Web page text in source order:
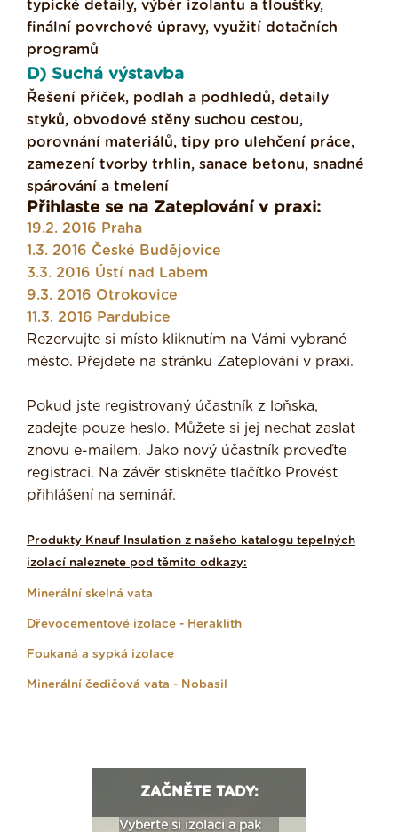
typické detaily, výběr izolantu a tloušťky,
finální povrchové úpravy, využití dotačních
programů
D) Suchá výstavba
Řešení příček, podlah a podhledů, detaily
styků, obvodové stěny suchou cestou,
porovnání materiálů, tipy pro ulehčení práce,
zamezení tvorby trhlin, sanace betonu, snadné
spárování a tmelení
Přihlaste se na Zateplování v praxi:
19.2. 2016 Praha
1.3. 2016 České Budějovice
3.3. 2016 Ústí nad Labem
9.3. 2016 Otrokovice
11.3. 2016 Pardubice
Rezervujte si místo kliknutím na Vámi vybrané
město. Přejdete na stránku Zateplování v praxi.
Pokud jste registrovaný účastník z loňska,
zadejte pouze heslo. Můžete si jej nechat zaslat
znovu e-mailem. Jako nový účastník proveďte
registraci. Na závěr stiskněte tlačítko Provést
přihlášení na seminář.
Produkty Knauf Insulation z našeho katalogu tepelných
izolací naleznete pod těmito odkazy:
Minerální skelná vata
Dřevocementové izolace - Heraklith
Foukaná a sypká izolace
Minerální čedičová vata - Nobasil
ZAČNĚTE TADY:
Vyberte si izolaci a pak